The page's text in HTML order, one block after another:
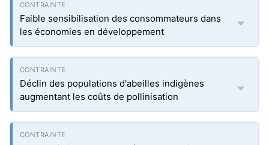
Faible sensibilisation des consommateurs dans
les économies en développement
Déclin des populations d'abeilles indigènes
augmentant les coûts de pollinisation